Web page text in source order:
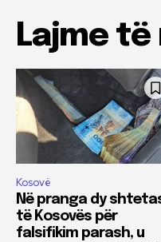
Lajme
Kosovë
Në pranga dy
të Kosovës për
falsifikim parash, u